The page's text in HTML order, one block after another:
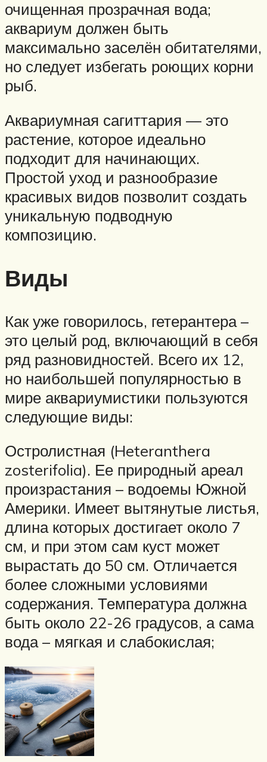
очищенная прозрачная вода;
аквариум должен быть
максимально заселён обитателями,
но следует избегать роющих корни
рыб.
Аквариумная сагиттария — это
растение, которое идеально
подходит для начинающих.
Простой уход и разнообразие
красивых видов позволит создать
уникальную подводную
композицию.
Виды
Как уже говорилось, гетерантера –
это целый род, включающий в себя
ряд разновидностей. Всего их 12,
но наибольшей популярностью в
мире аквариумистики пользуются
следующие виды:
Остролистная (Heteranthera
zosterifolia). Ее природный ареал
произрастания – водоемы Южной
Америки. Имеет вытянутые листья,
длина которых достигает около 7
см, и при этом сам куст может
вырастать до 50 см. Отличается
более сложными условиями
содержания. Температура должна
быть около 22-26 градусов, а сама
вода – мягкая и слабокислая;